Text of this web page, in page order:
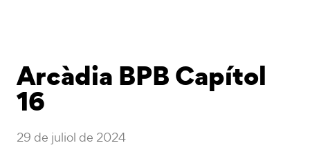
Arcàdia BPB Capítol
16
29 de juliol de 2024